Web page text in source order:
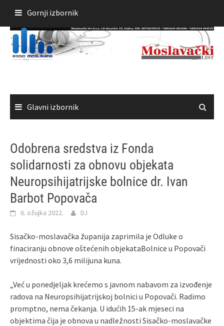
sadržaja
Gornji izbornik
Glavni izbornik
Odobrena sredstva iz Fonda
solidarnosti za obnovu objekata
Neuropsihijatrijske bolnice dr. Ivan
Barbot Popovača
6. ožujka 2022. DJ
Sisačko-moslavačka županija zaprimila je Odluke o
finaciranju obnove oštećenih objekataBolnice u Popovači
vrijednosti oko 3,6 milijuna kuna.
„Već u ponedjeljak krećemo s javnom nabavom za izvođenje
radova na Neuropsihijatrijskoj bolnici u Popovači. Radimo
promptno, nema čekanja. U idućih 15-ak mjeseci na
objektima čija je obnova u nadležnosti Sisačko-moslavačke